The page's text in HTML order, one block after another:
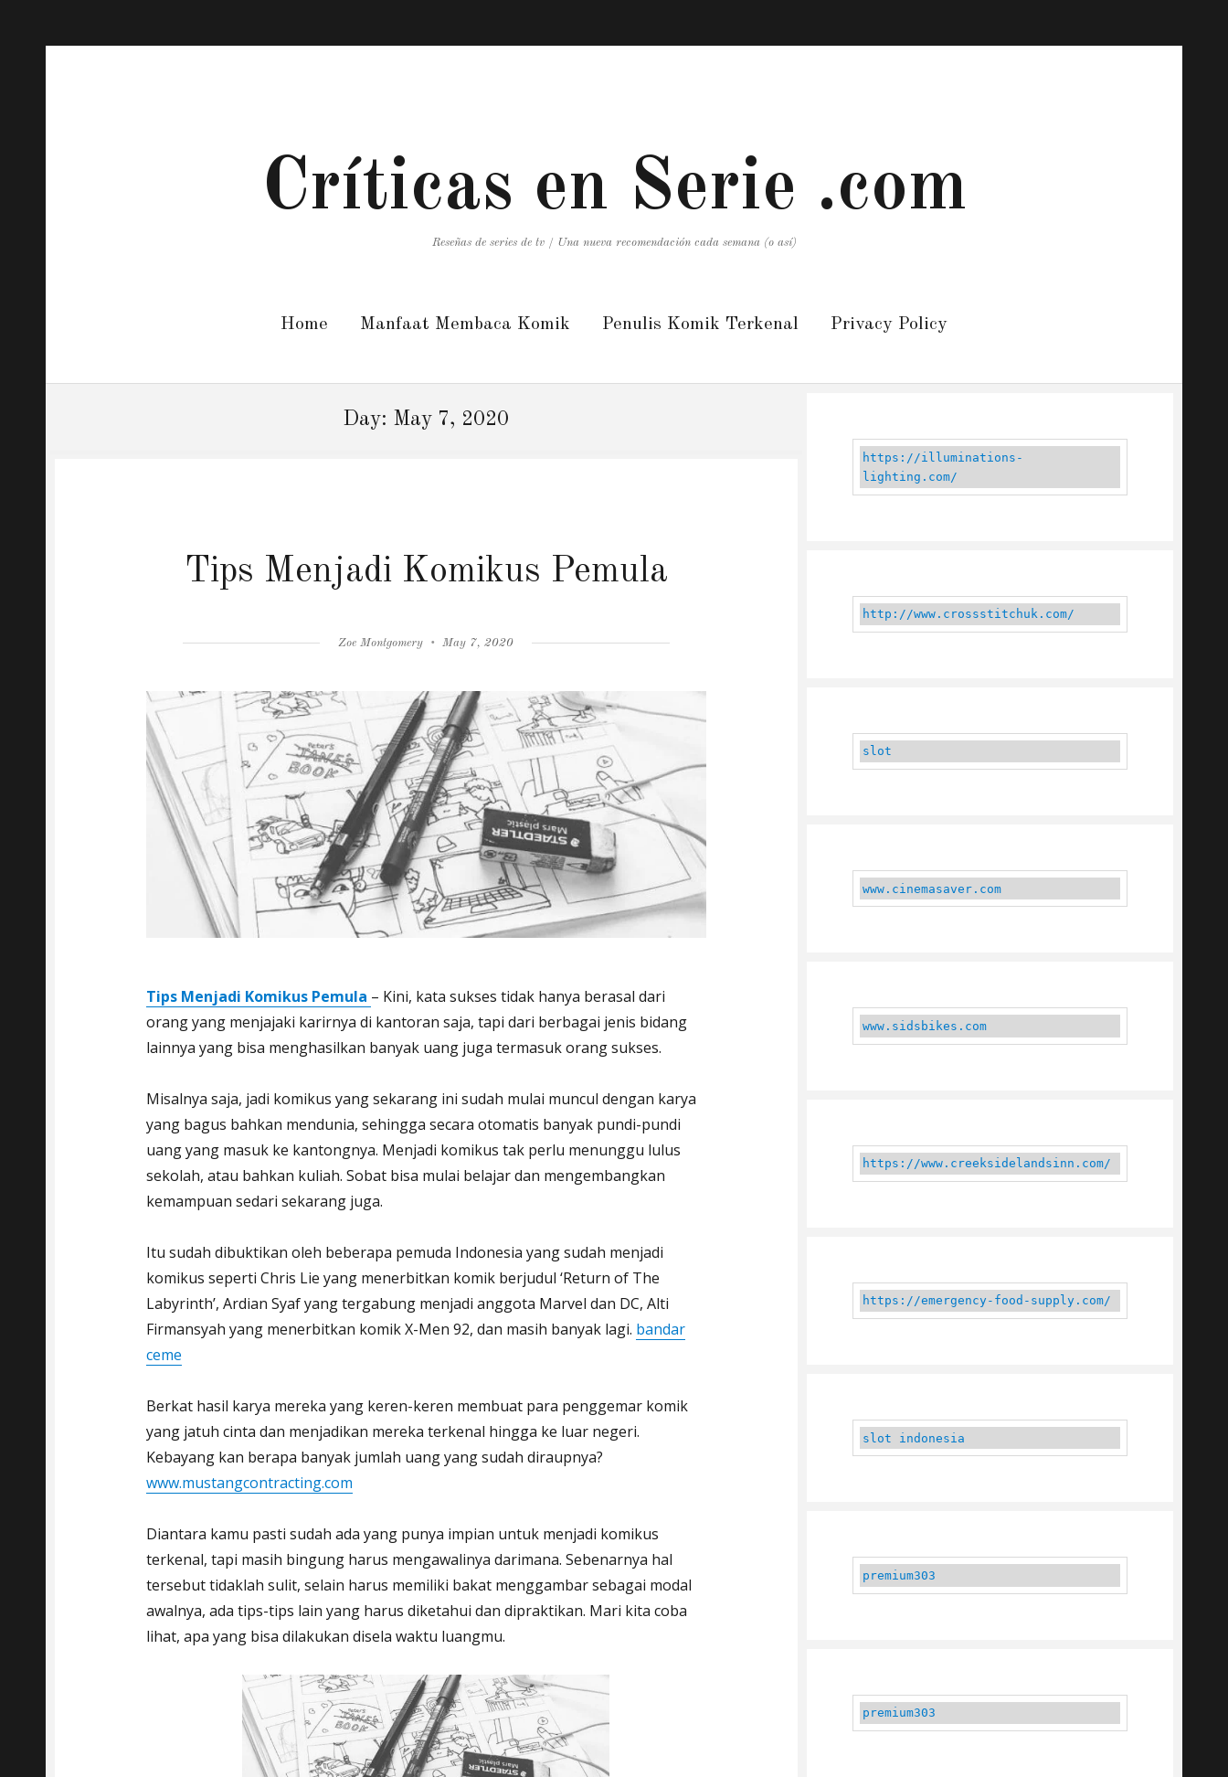
Críticas en Serie .com
Reseñas de series de tv / Una nueva recomendación cada semana (o así)
Home Manfaat Membaca Komik Penulis Komik Terkenal Privacy Policy
Day: May 7, 2020
Tips Menjadi Komikus Pemula
Author
Zoe Montgomery
Posted
May 7, 2020
Tips Menjadi Komikus Pemula – Kini, kata sukses tidak hanya berasal dari
orang yang menjajaki karirnya di kantoran saja, tapi dari berbagai jenis bidang
lainnya yang bisa menghasilkan banyak uang juga termasuk orang sukses.
Misalnya saja, jadi komikus yang sekarang ini sudah mulai muncul dengan karya
yang bagus bahkan mendunia, sehingga secara otomatis banyak pundi-pundi
uang yang masuk ke kantongnya. Menjadi komikus tak perlu menunggu lulus
sekolah, atau bahkan kuliah. Sobat bisa mulai belajar dan mengembangkan
kemampuan sedari sekarang juga.
Itu sudah dibuktikan oleh beberapa pemuda Indonesia yang sudah menjadi
komikus seperti Chris Lie yang menerbitkan komik berjudul ‘Return of The
Labyrinth’, Ardian Syaf yang tergabung menjadi anggota Marvel dan DC, Alti
Firmansyah yang menerbitkan komik X-Men 92, dan masih banyak lagi. bandar
ceme
Berkat hasil karya mereka yang keren-keren membuat para penggemar komik
yang jatuh cinta dan menjadikan mereka terkenal hingga ke luar negeri.
Kebayang kan berapa banyak jumlah uang yang sudah diraupnya?
www.mustangcontracting.com
Diantara kamu pasti sudah ada yang punya impian untuk menjadi komikus
terkenal, tapi masih bingung harus mengawalinya darimana. Sebenarnya hal
tersebut tidaklah sulit, selain harus memiliki bakat menggambar sebagai modal
awalnya, ada tips-tips lain yang harus diketahui dan dipraktikan. Mari kita coba
lihat, apa yang bisa dilakukan disela waktu luangmu.
https://illuminations-
lighting.com/
http://www.crossstitchuk.com/
slot
www.cinemasaver.com
www.sidsbikes.com
https://www.creeksidelandsinn.com/
https://emergency-food-supply.com/
slot indonesia
premium303
premium303